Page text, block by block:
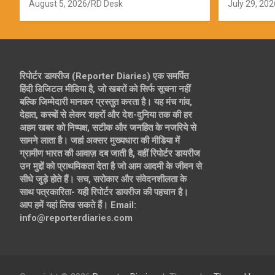
August 5, 2026 RD Desk July 29,
रिपोर्टर डायरीज (Reporter Diaries) एक समर्पित
हिंदी डिजिटल मीडिया है, जो खबरों को सिर्फ सूचना नहीं
बल्कि जिम्मेदारी मानकर प्रस्तुत करता है। यह मंच गांव,
देहात, कस्बों से लेकर शहरों और देश-दुनिया तक की हर
अहम खबर को निष्पक्ष, सटीक और जनहित के नजरिये से
सामने लाता है। जहां अक्सर मुख्यधारा की मीडिया में
ग्रामीण भारत की आवाज़ दब जाती है, वहीं रिपोर्टर डायरीज
उन मुद्दों को प्राथमिकता देता है जो आम आदमी के जीवन से
सीधे जुड़े होते हैं। सच, सरोकार और संवेदनशीलता के
साथ पत्रकारिता- यही रिपोर्टर डायरीज की पहचान है।
आप हमें यहां लिख सकते हैं। Email:
info@reporterdiaries.com